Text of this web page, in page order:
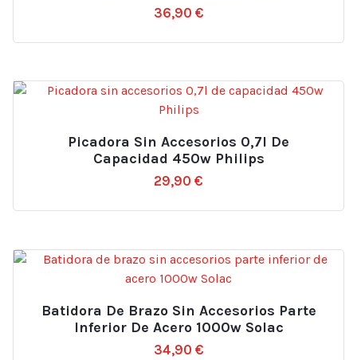
36,90 €
Picadora Sin Accesorios 0,7l De
Capacidad 450w Philips
29,90 €
Batidora De Brazo Sin Accesorios Parte
Inferior De Acero 1000w Solac
34,90 €